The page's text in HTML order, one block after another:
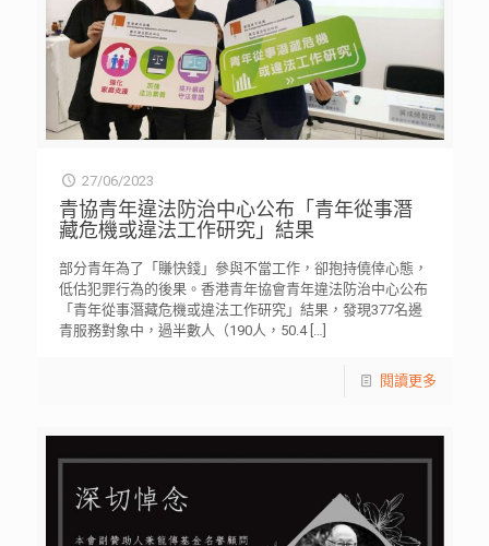
27/06/2023
青協青年違法防治中心公布「青年從事潛
藏危機或違法工作研究」結果
部分青年為了「賺快錢」參與不當工作，卻抱持僥倖心態，
低估犯罪行為的後果。香港青年協會青年違法防治中心公布
「青年從事潛藏危機或違法工作研究」結果，發現377名邊
青服務對象中，過半數人（190人，50.4[…]
閱讀更多